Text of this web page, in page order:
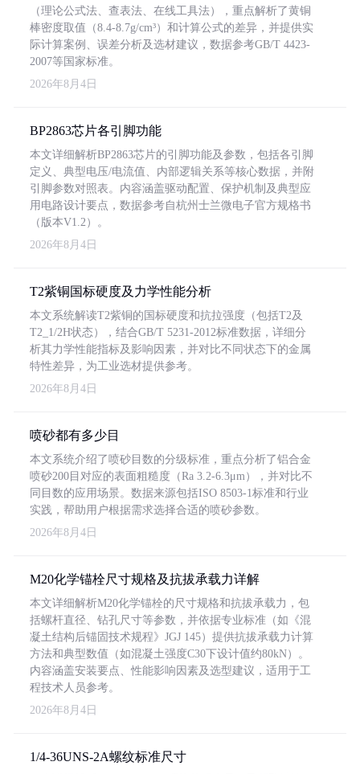
（理论公式法、查表法、在线工具法），重点解析了黄铜
棒密度取值（8.4-8.7g/cm³）和计算公式的差异，并提供实
际计算案例、误差分析及选材建议，数据参考GB/T 4423-
2007等国家标准。
2026年8月4日
BP2863芯片各引脚功能
本文详细解析BP2863芯片的引脚功能及参数，包括各引脚
定义、典型电压/电流值、内部逻辑关系等核心数据，并附
引脚参数对照表。内容涵盖驱动配置、保护机制及典型应
用电路设计要点，数据参考自杭州士兰微电子官方规格书
（版本V1.2）。
2026年8月4日
T2紫铜国标硬度及力学性能分析
本文系统解读T2紫铜的国标硬度和抗拉强度（包括T2及
T2_1/2H状态），结合GB/T 5231-2012标准数据，详细分
析其力学性能指标及影响因素，并对比不同状态下的金属
特性差异，为工业选材提供参考。
2026年8月4日
喷砂都有多少目
本文系统介绍了喷砂目数的分级标准，重点分析了铝合金
喷砂200目对应的表面粗糙度（Ra 3.2-6.3μm），并对比不
同目数的应用场景。数据来源包括ISO 8503-1标准和行业
实践，帮助用户根据需求选择合适的喷砂参数。
2026年8月4日
M20化学锚栓尺寸规格及抗拔承载力详解
本文详细解析M20化学锚栓的尺寸规格和抗拔承载力，包
括螺杆直径、钻孔尺寸等参数，并依据专业标准（如《混
凝土结构后锚固技术规程》JGJ 145）提供抗拔承载力计算
方法和典型数值（如混凝土强度C30下设计值约80kN）。
内容涵盖安装要点、性能影响因素及选型建议，适用于工
程技术人员参考。
2026年8月4日
1/4-36UNS-2A螺纹标准尺寸